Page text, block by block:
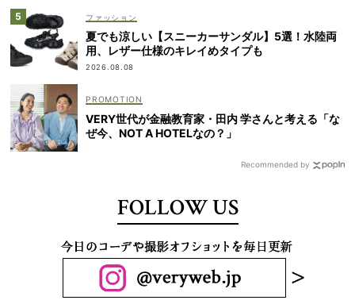
ファッション
夏でも涼しい【スニーカーサンダル】5選！水陸両
用、レザー仕様のキレイめタイプも
2026.08.08
VERY世代が金融教育家・田内 学さんと考える「な
ぜ今、NOT A HOTELなの？」
Recommended by
FOLLOW US